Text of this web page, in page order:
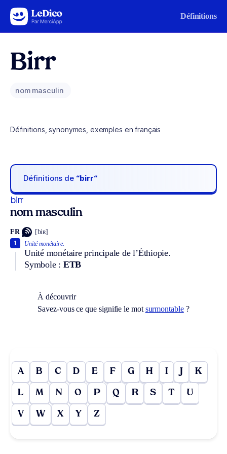
Aller au contenu Définitions
Birr
nom masculin
Définitions, synonymes, exemples en français
Définitions de “birr“
birr
nom masculin
FR [biʀ]
Unité monétaire.
Unité monétaire principale de l’Éthiopie.
Symbole : ETB
1
À découvrir
Savez-vous ce que signifie le mot surmontable?
A B C D E F G H I J K
L M N O P Q R S T U
V W X Y Z